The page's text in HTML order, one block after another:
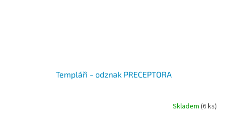
Templáři - odznak PRECEPTORA
Skladem (6 ks)